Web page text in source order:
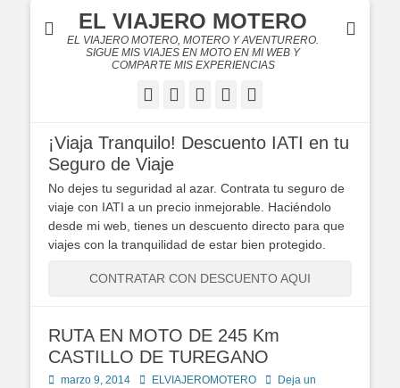
EL VIAJERO MOTERO
EL VIAJERO MOTERO, MOTERO Y AVENTURERO.
SIGUE MIS VIAJES EN MOTO EN MI WEB Y
COMPARTE MIS EXPERIENCIAS
Facebook
Twitter
FlickrYouTube
¡Viaja Tranquilo! Descuento IATI en tu
Seguro de Viaje
No dejes tu seguridad al azar. Contrata tu seguro de
viaje con IATI a un precio inmejorable. Haciéndolo
desde mi web, tienes un descuento directo para que
viajes con la tranquilidad de estar bien protegido.
CONTRATAR CON DESCUENTO AQUI
RUTA EN MOTO DE 245 Km
CASTILLO DE TUREGANO
Publicado
marzo 9, 2014 AutorELVIAJEROMOTERO
Deja un